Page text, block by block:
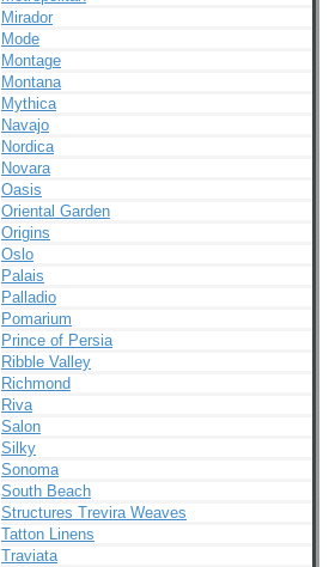
Mirador
Mode
Montage
Montana
Mythica
Navajo
Nordica
Novara
Oasis
Oriental Garden
Origins
Oslo
Palais
Palladio
Pomarium
Prince of Persia
Ribble Valley
Richmond
Riva
Salon
Silky
Sonoma
South Beach
Structures Trevira Weaves
Tatton Linens
Traviata